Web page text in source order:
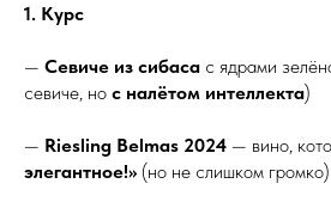
1. Курс
— Севиче из сибаса с ядрами
севиче, но с налётом интеллекта)
— Riesling Belmas 2024 — вино,
элегантное!» (но не слишком громко)